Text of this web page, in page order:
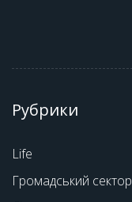
Рубрики
Life
Громадський сектор